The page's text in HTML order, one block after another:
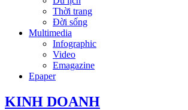
Thời trang
Đời sống
Multimedia
Infographic
Video
Emagazine
Epaper
KINH DOANH